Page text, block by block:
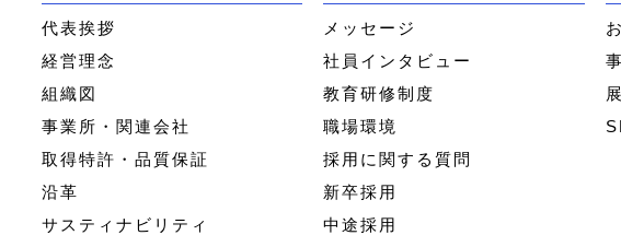
代表挨拶
経営理念
組織図
事業所・関連会社
取得特許・品質保証
沿革
サスティナビリティ
メッセージ
社員インタビュー
教育研修制度
職場環境
採用に関する質問
新卒採用
中途採用